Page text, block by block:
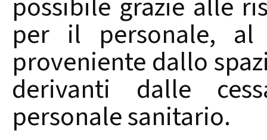
per il personale, al
proveniente dallo
derivanti dalle
personale sanitario.